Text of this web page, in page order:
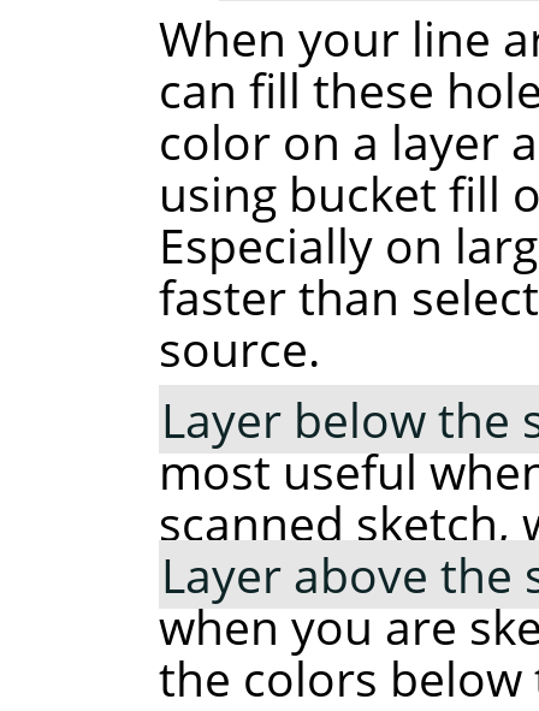
When your line
can fill these
color on a layer
using bucket fill
Especially on
faster than
source.
Layer below the
most useful
scanned sketch,
Layer above the
when you are
the colors below